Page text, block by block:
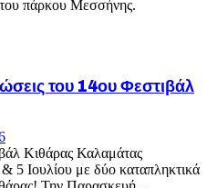
πάρκου Μεσσήνης.
του 14ου Φεστιβάλ
Κιθάρας Καλαμάτας
5 Ιουλίου με δύο καταπληκτικά